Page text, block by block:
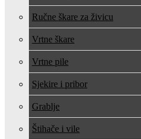
Ručne škare za živicu
Vrtne škare
Vrtne pile
Sjekire i pribor
Grablje
Štihače i vile